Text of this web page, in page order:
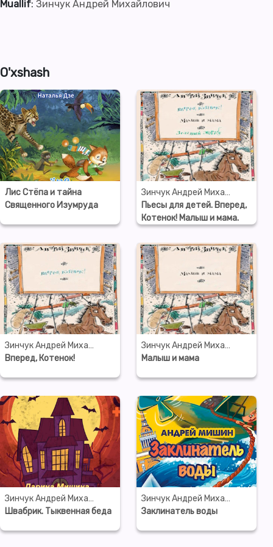
Muallif: Зинчук Андрей Михайлович
O'xshash
Лис Стёпа и тайна
Священного Изумруда
Зинчук Андрей Михайлович
Пьесы для детей. Вперед,
Котенок! Малыш и мама.
Зеленый Марабу
Зинчук Андрей Михайлович
Вперед, Котенок!
Зинчук Андрей Михайлович
Малыш и мама
Зинчук Андрей Михайлович
Швабрик. Тыквенная беда
Зинчук Андрей Михайлович
Заклинатель воды